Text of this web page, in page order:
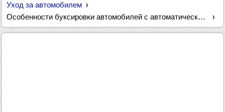
Уход за автомобилем
Особенности буксировки автомобилей с автоматической коробкой